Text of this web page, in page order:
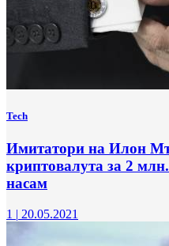
Tech
Имитатори на Илон
криптовалута за 2
насам
1 | 20.05.2021